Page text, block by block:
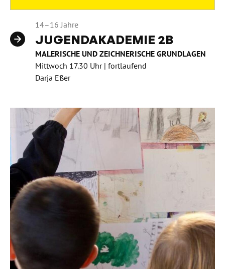
14–16 Jahre
JUGENDAKADEMIE 2B
MALERISCHE UND ZEICHNERISCHE GRUNDLAGEN
Mittwoch 17.30 Uhr | fortlaufend
Darja Eßer